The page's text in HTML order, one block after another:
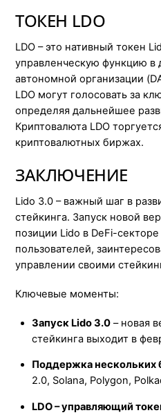
ТОКЕН LDO
LDO – это нативный токен
управленческую функцию в
автономной организации
LDO могут голосовать за
определяя дальнейшее
Криптовалюта LDO
криптовалютных биржах.
ЗАКЛЮЧЕНИЕ
Lido 3.0 – важный шаг в
стейкинга. Запуск новой
позиции Lido в DeFi-
пользователей,
управлении своими
Ключевые моменты:
Запуск Lido 3.0– новая
стейкинга выходит в
Поддержка нескольких
2.0, Solana, Polygon,
LDO – управляющий